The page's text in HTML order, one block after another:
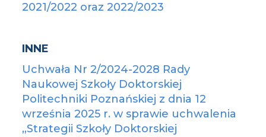
2021/2022 oraz 2022/2023
INNE
Uchwała Nr 2/2024-2028 Rady
Naukowej Szkoły Doktorskiej
Politechniki Poznańskiej z dnia 12
września 2025 r. w sprawie uchwalenia
„Strategii Szkoły Doktorskiej